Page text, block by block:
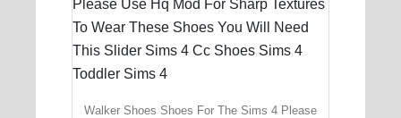
Walker Shoes Shoes For The Sims 4 Please